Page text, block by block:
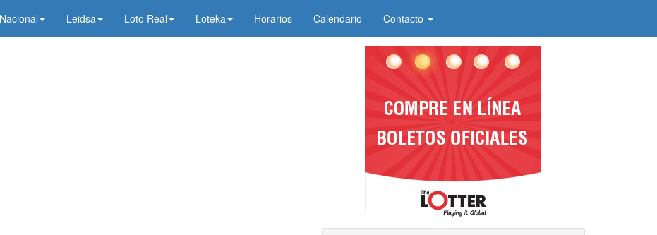
Leidsa Loto Real Loteka Horarios Calendario Contacto